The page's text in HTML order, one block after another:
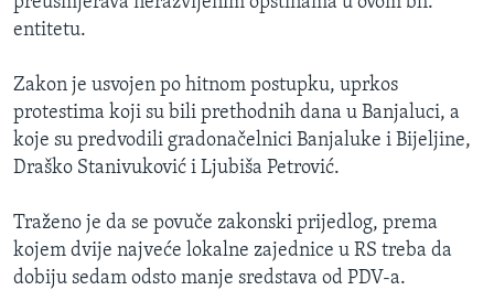
entitetu.
Zakon je usvojen po hitnom postupku, uprkos
protestima koji su bili prethodnih dana u Banjaluci, a
koje su predvodili gradonačelnici Banjaluke i Bijeljine,
Draško Stanivuković i Ljubiša Petrović.
Traženo je da se povuče zakonski prijedlog, prema
kojem dvije najveće lokalne zajednice u RS treba da
dobiju sedam odsto manje sredstava od PDV-a.